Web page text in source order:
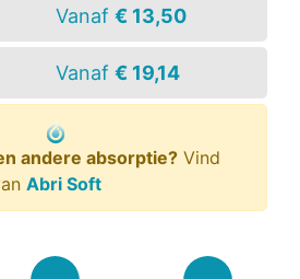
Vanaf € 13,50
Vanaf € 19,14
andere absorptie? Vind
Abri Soft